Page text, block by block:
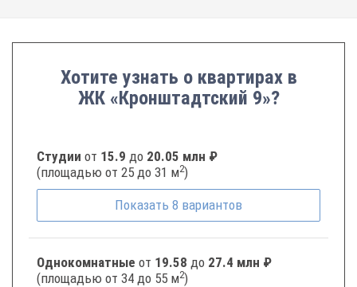
Хотите узнать о квартирах в
ЖК «Кронштадтский 9»?
Студии от 15.9 до 20.05 млн ₽
(площадью от 25 до 31 м2)
Показать 8 вариантов
Однокомнатные от 19.58 до 27.4 млн ₽
(площадью от 34 до 55 м2)